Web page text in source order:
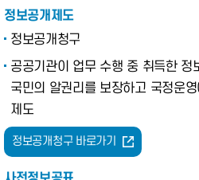
정보공개제도
정보공개청구
공공기관이 업무 수행 중 취득한 정
국민의 알권리를 보장하고 국정운
제도
정보공개청구 바로가기